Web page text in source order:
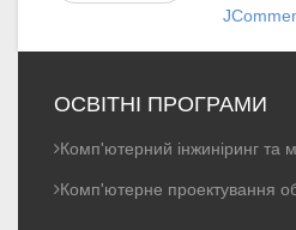
ОСВІТНІ ПРОГРАМИ
Комп'ютерний інжиніринг та
Комп'ютерне проектування